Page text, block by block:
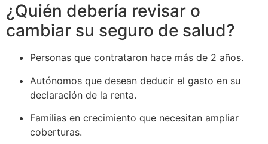
¿Quién debería revisar o
cambiar su seguro de salud?
Personas que contrataron hace más de 2 años.
Autónomos que desean deducir el gasto en su
declaración de la renta.
Familias en crecimiento que necesitan ampliar
coberturas.